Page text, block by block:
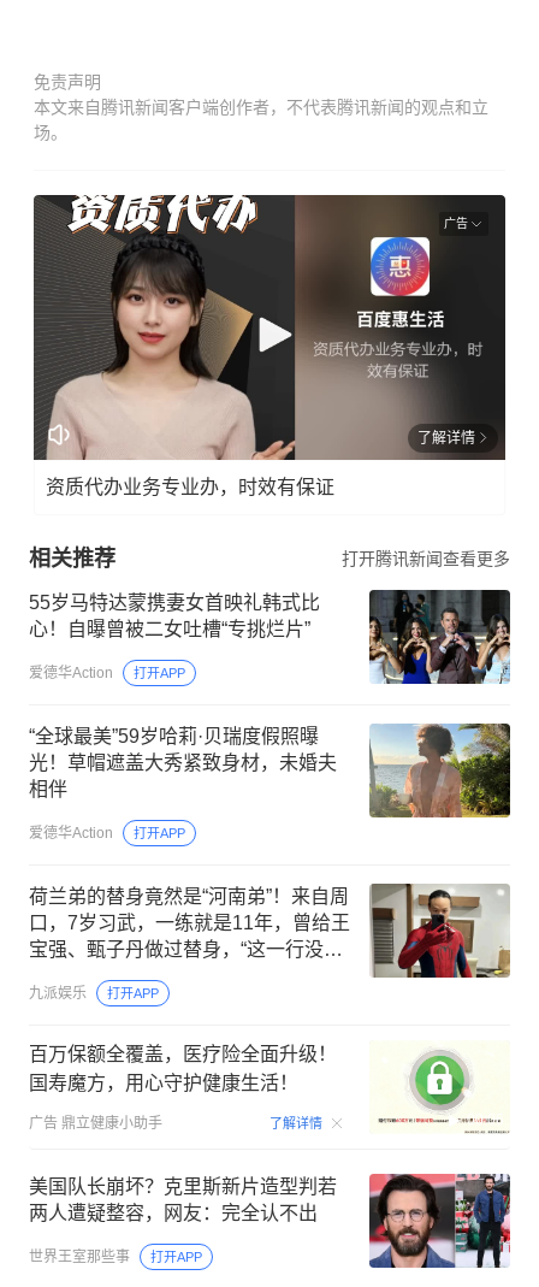
免责声明
本文来自腾讯新闻客户端创作者，不代表腾讯新闻的观点和立
场。
广告
了解详情
资质代办业务专业办，时效有保证
相关推荐 打开腾讯新闻查看更多
55岁马特达蒙携妻女首映礼韩式比
心！自曝曾被二女吐槽“专挑烂片”
爱德华Action 打开APP
“全球最美”59岁哈莉·贝瑞度假照曝
光！草帽遮盖大秀紧致身材，未婚夫
相伴
爱德华Action 打开APP
荷兰弟的替身竟然是“河南弟”！来自周
口，7岁习武，一练就是11年，曾给王
宝强、甄子丹做过替身，“这一行没有
能力就找不到活儿”
九派娱乐 打开APP
百万保额全覆盖，医疗险全面升级！
国寿魔方，用心守护健康生活！
广告 鼎立健康小助手 了解详情 00:06
美国队长崩坏？克里斯新片造型判若
两人遭疑整容，网友：完全认不出
世界王室那些事 打开APP